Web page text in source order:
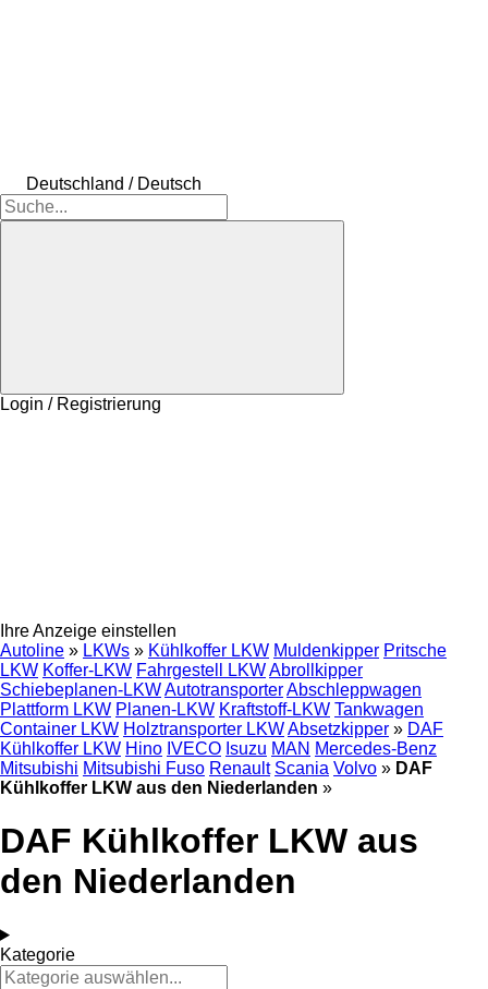
Deutschland / Deutsch
Login / Registrierung
Ihre Anzeige einstellen
Autoline » LKWs » Kühlkoffer LKW Muldenkipper Pritsche
LKW Koffer-LKW Fahrgestell LKWAbrollkipper
Schiebeplanen-LKWAutotransporterAbschleppwagen
Plattform LKW Planen-LKW Kraftstoff-LKW Tankwagen
Container LKW Holztransporter LKWAbsetzkipper » DAF
Kühlkoffer LKW Hino IVECO Isuzu MAN Mercedes-Benz
Mitsubishi Mitsubishi Fuso Renault Scania Volvo » DAF
Kühlkoffer LKW aus den Niederlanden »
DAF Kühlkoffer LKW aus
den Niederlanden
Kategorie